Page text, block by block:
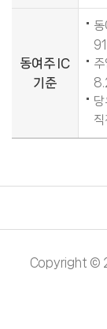
동여주 IC
기준
직
Copyright ©